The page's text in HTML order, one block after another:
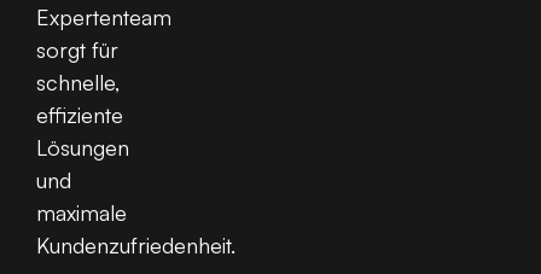
Expertenteam
sorgt für
schnelle,
effiziente
Lösungen
und
maximale
Kundenzufriedenheit.